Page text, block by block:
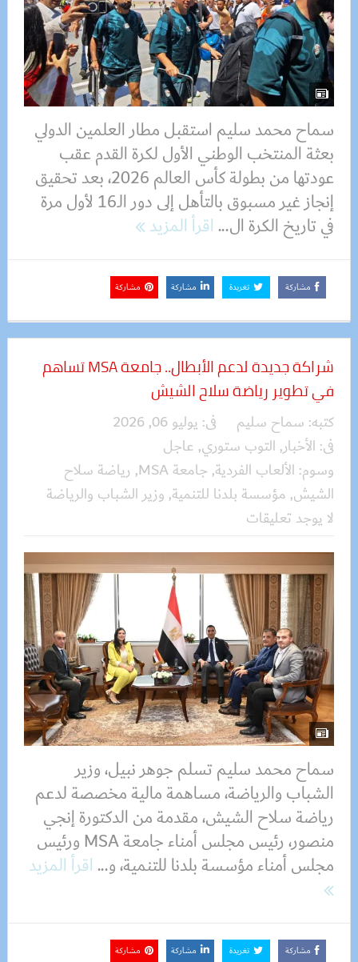
سماح محمد سليم استقبل مطار العلمين الدولي
بعثة المنتخب الوطني الأول لكرة القدم عقب
عودتها من بطولة كأس العالم 2026، بعد تحقيق
إنجاز غير مسبوق بالتأهل إلى دور الـ16 لأول مرة
في تاريخ الكرة ال...اقرأ المزيد
مشاركة تغريدة مشاركة مشاركة
شراكة جديدة لدعم الأبطال.. جامعة MSA تساهم
في تطوير رياضة سلاح الشيش
كتبه: سماح سليم فى: يوليو 06, 2026
فى: الأخبار, التوب ستوري, عاجل
وسوم: الألعاب الفردية, جامعة MSA , رياضة سلاح
الشيش, مؤسسة بلدنا للتنمية, وزير الشباب والرياضة
لا يوجد تعليقات
سماح محمد سليم تسلم جوهر نبيل، وزير
الشباب والرياضة، مساهمة مالية مخصصة لدعم
رياضة سلاح الشيش، مقدمة من الدكتورة إنجي
منصور، رئيس مجلس أمناء جامعة MSA ورئيس
مجلس أمناء مؤسسة بلدنا للتنمية، و...اقرأ المزيد
مشاركة تغريدة مشاركة مشاركة